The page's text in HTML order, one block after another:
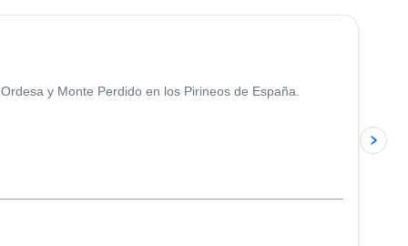
y Monte Perdido en los Pirineos de España.